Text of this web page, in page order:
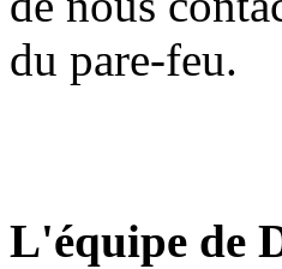
du pare-feu.
L'équipe de